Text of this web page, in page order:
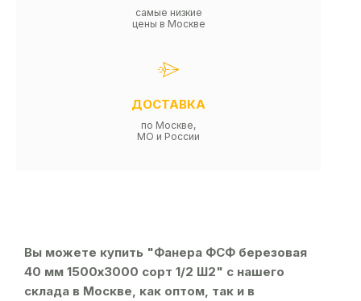
самые низкие
цены в Москве
ДОСТАВКА
по Москве,
МО и России
Вы можете купить "Фанера ФСФ березовая
40 мм 1500х3000 сорт 1/2 Ш2" с нашего
склада в Москве, как оптом, так и в